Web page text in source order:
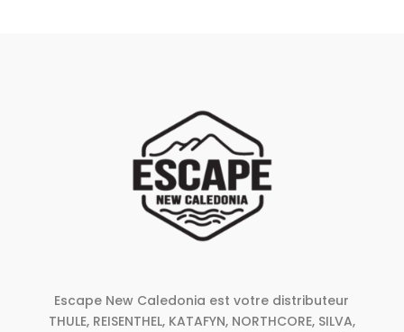
Escape New Caledonia est votre distributeur
THULE, REISENTHEL, KATAFYN, NORTHCORE, SILVA,